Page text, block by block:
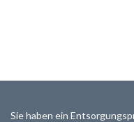
Sie haben ein